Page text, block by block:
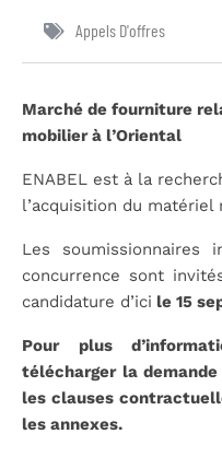
Appels D'offres
Marché de fourniture
mobilier à l’Oriental
ENABEL est à la
l’acquisition du matériel
Les soumissionnaires
concurrence sont
candidature d’ici le 15
Pour plus
télécharger la
les clauses
les annexes.